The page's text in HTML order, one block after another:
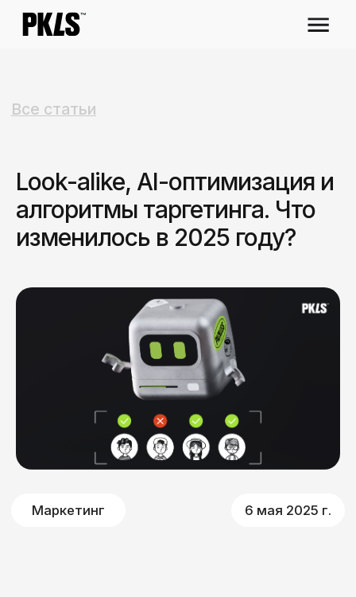
Look-alike, AI-оптимизация и
алгоритмы таргетинга. Что
изменилось в 2025 году?
6 мая 2025 г.